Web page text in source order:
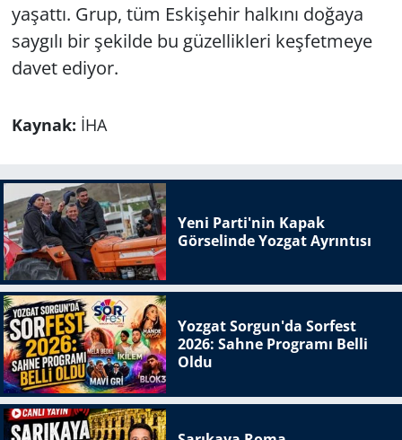
yaşattı. Grup, tüm Eskişehir halkını doğaya
saygılı bir şekilde bu güzellikleri keşfetmeye
davet ediyor.
Kaynak: İHA
Yeni Parti'nin Kapak
Görselinde Yozgat Ayrıntısı
Yozgat Sorgun'da Sorfest
2026: Sahne Programı Belli
Oldu